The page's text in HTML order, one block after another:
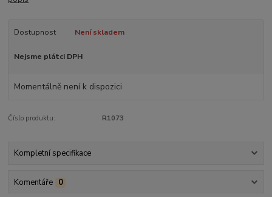
Dostupnost Není skladem
Nejsme plátci DPH
Momentálně není k dispozici
Číslo produktu: R1073
Kompletní specifikace
Komentáře 0